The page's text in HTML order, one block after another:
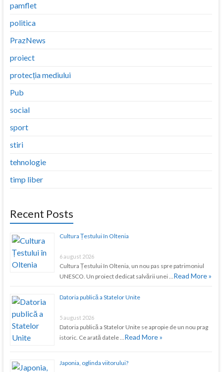
pamflet
politica
PrazNews
proiect
protecția mediului
Pub
social
sport
stiri
tehnologie
timp liber
Recent Posts
Cultura Țestului în Oltenia
6 august 2026
Cultura Țestului în Oltenia, un nou pas spre patrimoniul
UNESCO. Un proiect dedicat salvării unei …Read More »
Datoria publică a Statelor Unite
5 august 2026
Datoria publică a Statelor Unite se apropie de un nou prag
istoric. Ce arată datele …Read More »
Japonia, oglinda viitorului?